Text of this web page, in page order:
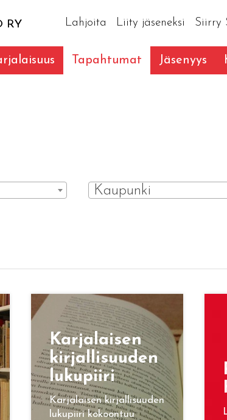
RY Lahjoita Liity jäseneksi Siirry
Tapahtumat Jäsenyys
Kaupunki
Kar­ja­lai­sen
kir­jal­li­suu­den
lu­ku­pii­ri
Karjalaisen kirjallisuuden
lukupiiri kokoontuu